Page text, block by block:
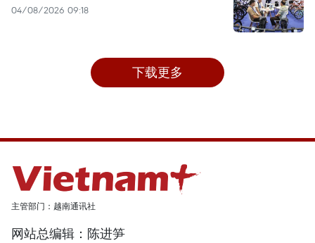
04/08/2026 09:18
下载更多
主管部门：越南通讯社
网站总编辑：陈进笋